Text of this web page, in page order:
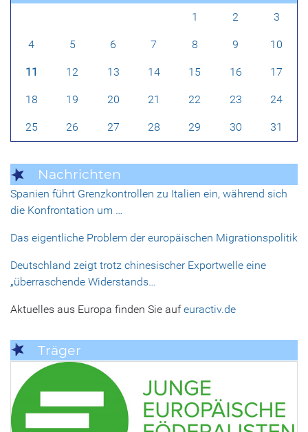
1 2 3
4 5 6 7 8 9 10
11 12 13 14 15 16 17
18 19 20 21 22 23 24
25 26 27 28 29 30 31
Nachrichten
Spanien führt Grenzkontrollen zu Italien ein, während sich
die Konfrontation um …
Das eigentliche Problem der europäischen Migrationspolitik
Deutschland zeigt trotz chinesischer Exportwelle eine
„überraschende Widerstands…
Aktuelles aus Europa finden Sie aufeuractiv.de
Träger